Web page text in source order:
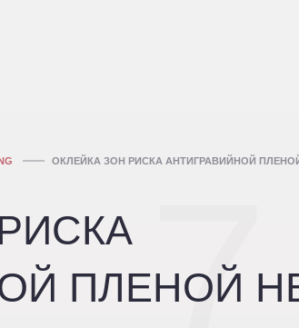
ОКЛЕЙКА ЗОН РИСКА АНТИГРАВИЙНОЙ ПЛЕНОЙ
ПЛЕНОЙ